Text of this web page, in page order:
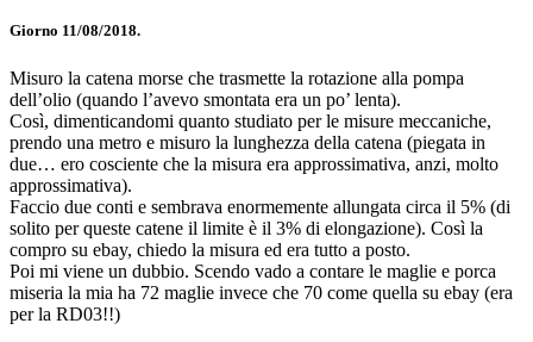
Giorno 11/08/2018.
Misuro la catena morse che trasmette la rotazione alla pompa
dell’olio (quando l’avevo smontata era un po’ lenta).
Così, dimenticandomi quanto studiato per le misure meccaniche,
prendo una metro e misuro la lunghezza della catena (piegata in
due… ero cosciente che la misura era approssimativa, anzi, molto
approssimativa).
Faccio due conti e sembrava enormemente allungata circa il 5% (di
solito per queste catene il limite è il 3% di elongazione). Così la
compro su ebay, chiedo la misura ed era tutto a posto.
Poi mi viene un dubbio. Scendo vado a contare le maglie e porca
miseria la mia ha 72 maglie invece che 70 come quella su ebay (era
per la RD03!!)